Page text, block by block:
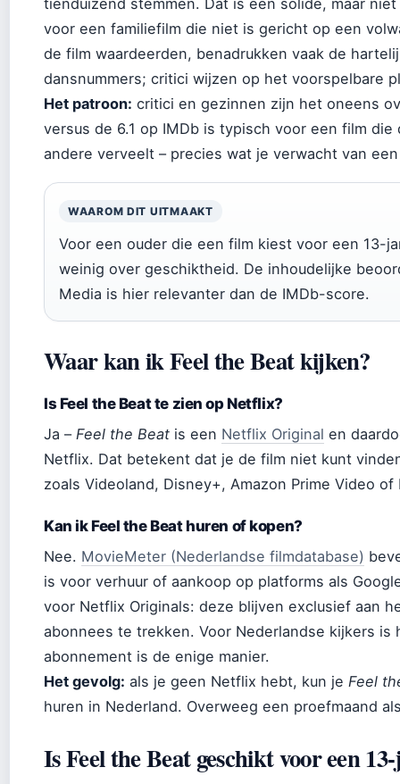
tienduizend stemmen. Dat is een solide, maar
voor een familiefilm die niet is gericht op een
de film waardeerden, benadrukken vaak de
dansnummers; critici wijzen op het voorspelbare
Het patroon: critici en gezinnen zijn het oneens
versus de 6.1 op IMDb is typisch voor een film
andere verveelt – precies wat je verwacht van
WAAROM DIT UITMAAKT
Voor een ouder die een film kiest voor een 13-
weinig over geschiktheid. De inhoudelijke
Media is hier relevanter dan de IMDb-score.
Waar kan ik Feel the Beat kijken?
Is Feel the Beat te zien op Netflix?
Ja – Feel the Beat is een Netflix Original en
Netflix. Dat betekent dat je de film niet kunt
zoals Videoland, Disney+, Amazon Prime Video of
Kan ik Feel the Beat huren of kopen?
Nee. MovieMeter (Nederlandse filmdatabase)
is voor verhuur of aankoop op platforms als
voor Netflix Originals: deze blijven exclusief aan
abonnees te trekken. Voor Nederlandse kijkers
abonnement is de enige manier.
Het gevolg: als je geen Netflix hebt, kun je Feel
huren in Nederland. Overweeg een proefmaand
Is Feel the Beat geschikt voor een